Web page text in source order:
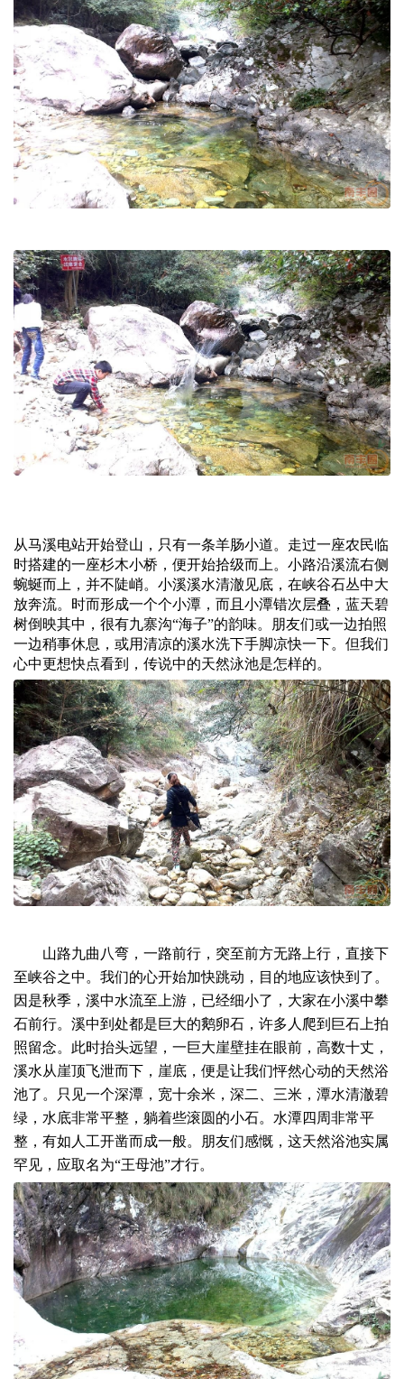
从马溪电站开始登山，只有一条羊肠小道。走过一座农民临
时搭建的一座杉木小桥，便开始拾级而上。小路沿溪流右侧
蜿蜒而上，并不陡峭。小溪溪水清澈见底，在峡谷石丛中大
放奔流。时而形成一个个小潭，而且小潭错次层叠，蓝天碧
树倒映其中，很有九寨沟“海子”的韵味。朋友们或一边拍照
一边稍事休息，或用清凉的溪水洗下手脚凉快一下。但我们
心中更想快点看到，传说中的天然泳池是怎样的。
山路九曲八弯，一路前行，突至前方无路上行，直接下
至峡谷之中。我们的心开始加快跳动，目的地应该快到了。
因是秋季，溪中水流至上游，已经细小了，大家在小溪中攀
石前行。溪中到处都是巨大的鹅卵石，许多人爬到巨石上拍
照留念。此时抬头远望，一巨大崖壁挂在眼前，高数十丈，
溪水从崖顶飞泄而下，崖底，便是让我们怦然心动的天然浴
池了。只见一个深潭，宽十余米，深二、三米，潭水清澈碧
绿，水底非常平整，躺着些滚圆的小石。水潭四周非常平
整，有如人工开凿而成一般。朋友们感慨，这天然浴池实属
罕见，应取名为“王母池”才行。